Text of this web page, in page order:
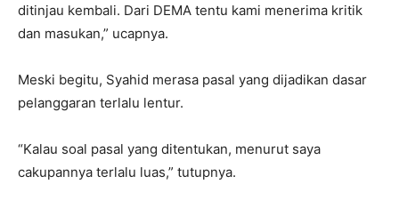
ditinjau kembali. Dari DEMA tentu kami menerima kritik
dan masukan,” ucapnya.
Meski begitu, Syahid merasa pasal yang dijadikan dasar
pelanggaran terlalu lentur.
“Kalau soal pasal yang ditentukan, menurut saya
cakupannya terlalu luas,” tutupnya.